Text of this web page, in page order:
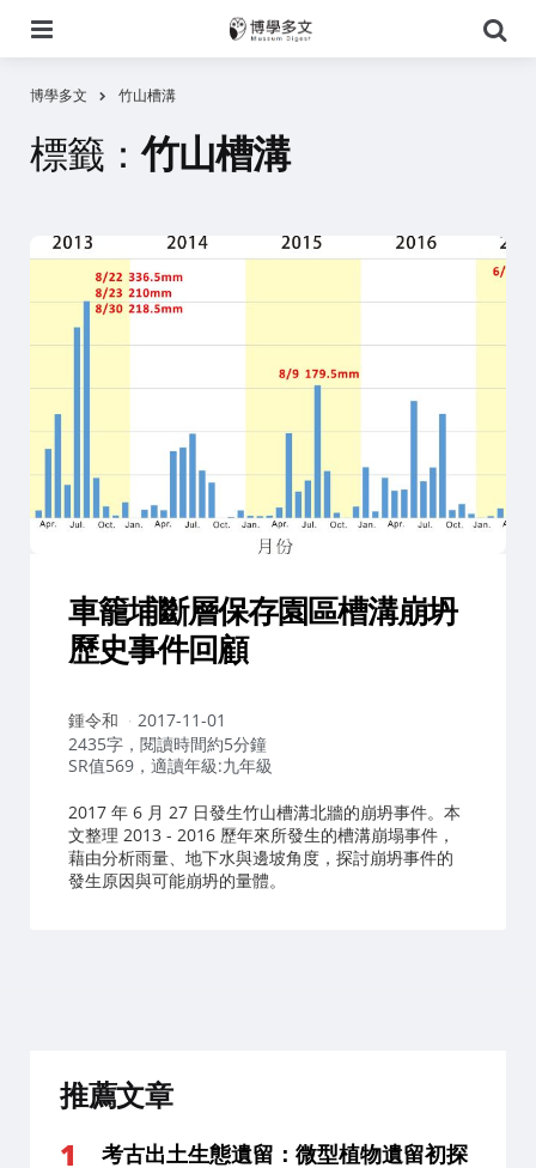
尋
博學多文 竹山槽溝
標籤：竹山槽溝
車籠埔斷層保存園區槽溝崩坍
歷史事件回顧
作
者：
鍾令和
2017-11-01
2435字，閱讀時間約5分鐘
SR值569，適讀年級:九年級
2017 年 6 月 27 日發生竹山槽溝北牆的崩坍事件。本
文整理 2013 - 2016 歷年來所發生的槽溝崩塌事件，
藉由分析雨量、地下水與邊坡角度，探討崩坍事件的
發生原因與可能崩坍的量體。
推薦文章
考古出土生態遺留：微型植物遺留初探